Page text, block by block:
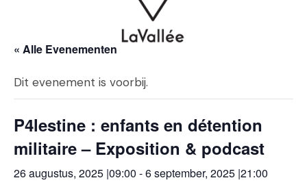
« Alle Evenementen
Dit evenement is voorbij.
P4lestine : enfants en détention
militaire – Exposition & podcast
26 augustus, 2025 |09:00 -6 september, 2025 |21:00